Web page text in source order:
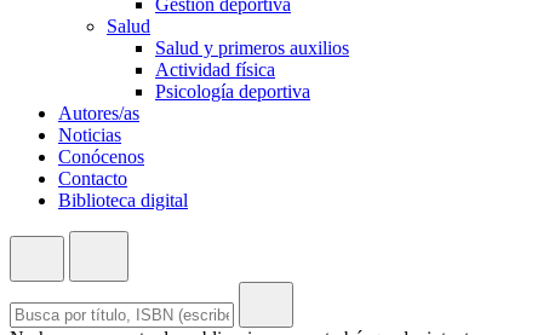
Gestión deportiva
Salud
Salud y primeros auxilios
Actividad física
Psicología deportiva
Autores/as
Noticias
Conócenos
Contacto
Biblioteca digital